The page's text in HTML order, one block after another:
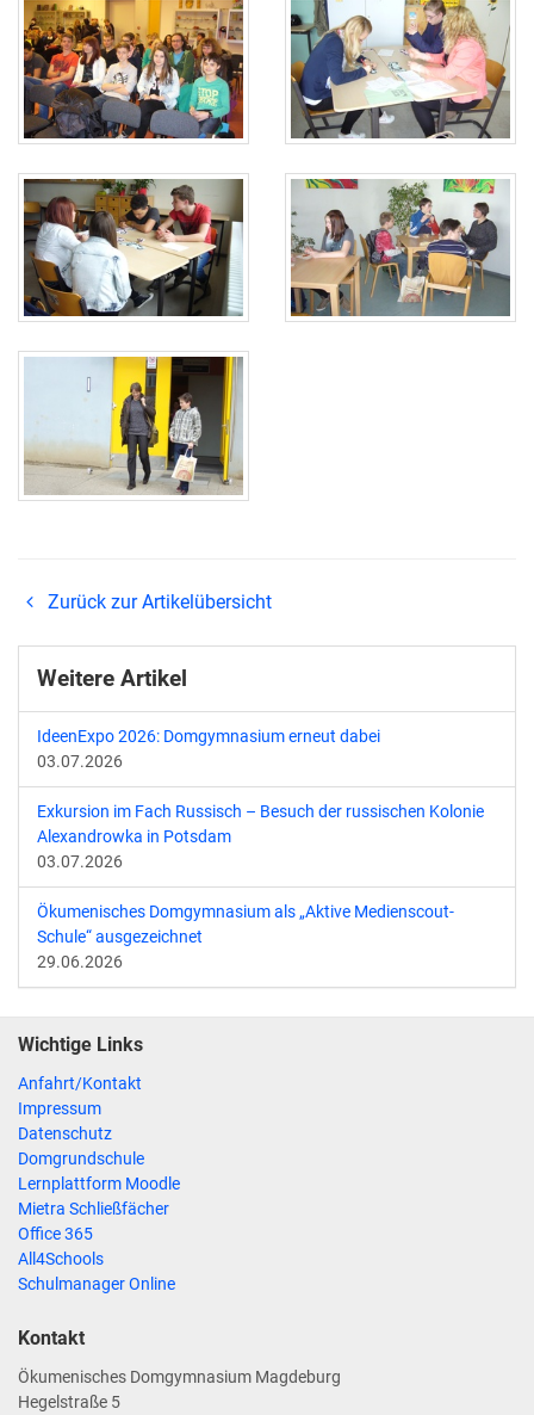
Zurück zur Artikelübersicht
Weitere Artikel
IdeenExpo 2026: Domgymnasium erneut dabei
03.07.2026
Exkursion im Fach Russisch – Besuch der russischen Kolonie
Alexandrowka in Potsdam
03.07.2026
Ökumenisches Domgymnasium als „Aktive Medienscout-
Schule“ ausgezeichnet
29.06.2026
Wichtige Links
Anfahrt/Kontakt
Impressum
Datenschutz
Domgrundschule
Lernplattform Moodle
Mietra Schließfächer
Office 365
All4Schools
Schulmanager Online
Kontakt
Ökumenisches Domgymnasium Magdeburg
Hegelstraße 5